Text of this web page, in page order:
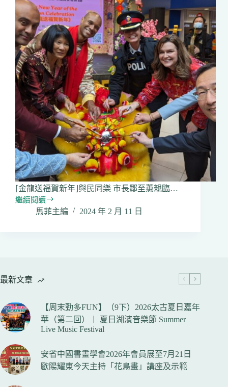
出
席
市
長
鄒
至
蕙
薛
家
平
親
臨
慶
新
春
⌈金龍送福賀新年⌋與民同樂 市長鄒至蕙親臨…
繼續閱讀
大
商
人
潮
春
節
濃
馬菲主編 2024 年 2 月 11 日
最新文章
【周末勁多FUN】（9下）2026太古夏日嘉年
華（第二回）︱ 夏日湖濱音樂節 Summer
Live Music Festival
安省中國書畫學會2026年會員展至7月21日
歐陽耀東今天主持「花鳥畫」講座及示範